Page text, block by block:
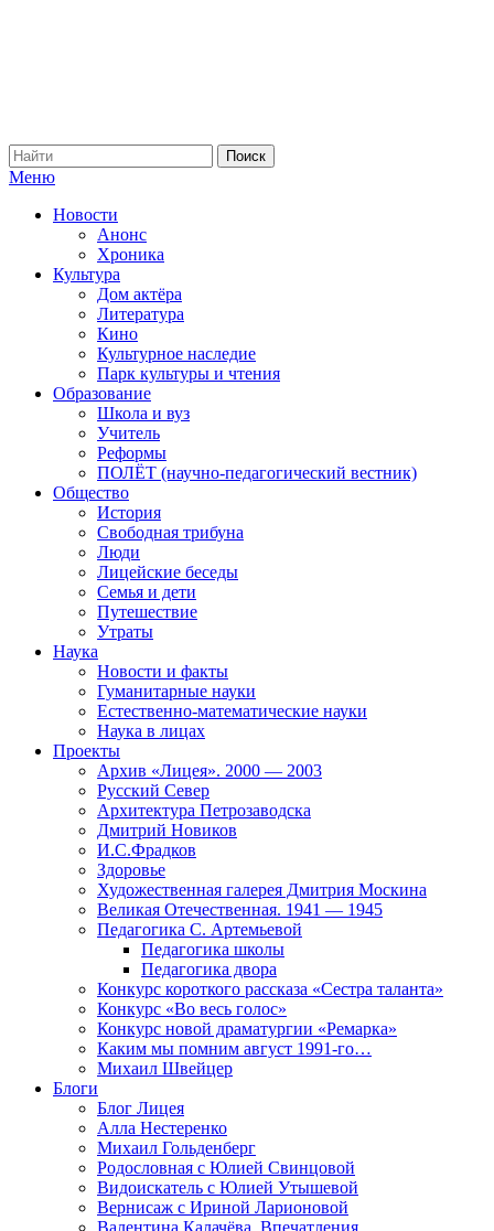
Меню
Новости
Анонс
Хроника
Культура
Дом актёра
Литература
Кино
Культурное наследие
Парк культуры и чтения
Образование
Школа и вуз
Учитель
Реформы
ПОЛЁТ (научно-педагогический вестник)
Общество
История
Свободная трибуна
Люди
Лицейские беседы
Семья и дети
Путешествие
Утраты
Наука
Новости и факты
Гуманитарные науки
Естественно-математические науки
Наука в лицах
Проекты
Архив «Лицея». 2000 — 2003
Русский Север
Архитектура Петрозаводска
Дмитрий Новиков
И.С.Фрадков
Здоровье
Художественная галерея Дмитрия Москина
Великая Отечественная. 1941 — 1945
Педагогика С. Артемьевой
Педагогика школы
Педагогика двора
Конкурс короткого рассказа «Сестра таланта»
Конкурс «Во весь голос»
Конкурс новой драматургии «Ремарка»
Каким мы помним август 1991-го…
Михаил Швейцер
Блоги
Блог Лицея
Алла Нестеренко
Михаил Гольденберг
Родословная с Юлией Свинцовой
Видоискатель с Юлией Утышевой
Вернисаж с Ириной Ларионовой